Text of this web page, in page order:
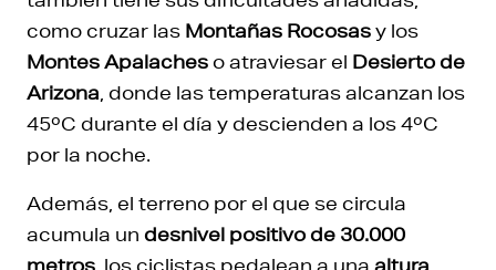
como cruzar las Montañas Rocosasy los
Montes Apalacheso atraviesar el Desierto de
Arizona , donde las temperaturas alcanzan los
45ºC durante el día y descienden a los 4ºC
por la noche.
Además, el terreno por el que se circula
acumula un desnivel positivo de 30.000
metros , los ciclistas pedalean a una altura